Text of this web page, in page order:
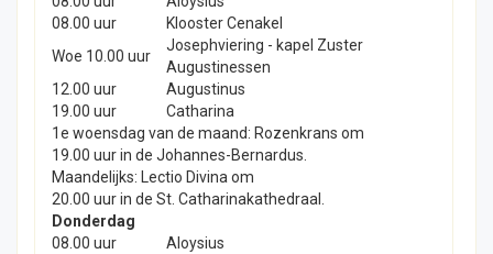
08.00 uur
Klooster Cenakel
Woe 10.00 uur
Josephviering - kapel Zuster
Augustinessen
12.00 uur
Augustinus
19.00 uur
Catharina
1e woensdag van de maand: Rozenkrans om
19.00 uur in de Johannes-Bernardus.
Maandelijks: Lectio Divina om
20.00 uur in de St. Catharinakathedraal.
Donderdag
08.00 uur
Aloysius